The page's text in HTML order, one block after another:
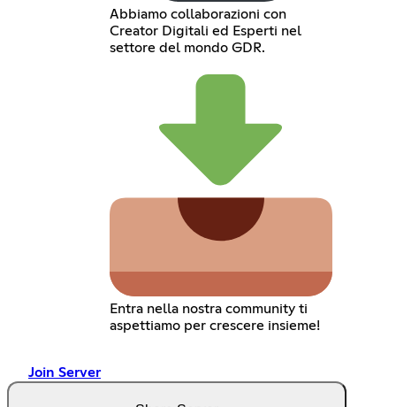
Abbiamo collaborazioni con
Creator Digitali ed Esperti nel
settore del mondo GDR.
Entra nella nostra community ti
aspettiamo per crescere insieme!
Join Server